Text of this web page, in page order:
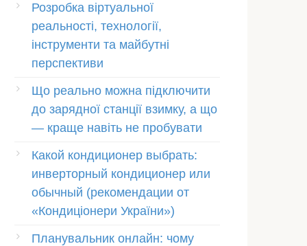
Розробка віртуальної
реальності, технології,
інструменти та майбутні
перспективи
Що реально можна підключити
до зарядної станції взимку, а що
— краще навіть не пробувати
Какой кондиционер выбрать:
инверторный кондиционер или
обычный (рекомендации от
«Кондиціонери України»)
Планувальник онлайн: чому